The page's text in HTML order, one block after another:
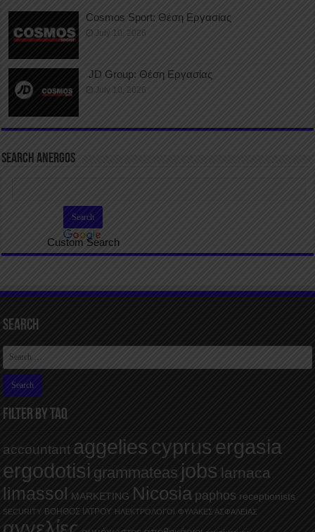
Cosmos Sport: Θέση Εργασίας
July 10, 2026
JD Group: Θέση Εργασίας
July 10, 2026
SEARCH ANERGOS
Custom Search
Search
FILTER BY TAQ
accountant aggeliescyprus ergasia
ergodotisi grammateas jobs larnaca
limassol MARKETING Nicosia paphos receptionists
SECURITY ΒΟΗΘΟΣ ΙΑΤΡΟΥ ΗΛΕΚΤΡΟΛΟΓΟΙ ΦΥΛΑΚΕΣ ΑΣΦΑΛΕΙΑΣ